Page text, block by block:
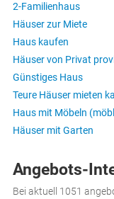
2-Familienhaus
Häuser zur Miete
Haus kaufen
Häuser von Privat
Günstiges Haus
Teure Häuser mieten
Haus mit Möbeln
Häuser mit Garten
Angebots-
Bei aktuell 1051